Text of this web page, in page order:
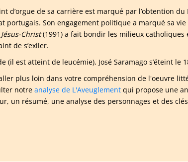
d’orgue de sa carrière est marqué par l’obtention
portugais. Son engagement politique a marqué sa
Christ(1991) a fait bondir les milieux catholiques
de s’exiler.
(il est atteint de leucémie), José Saramago s’éteint le
plus loin dans votre compréhension de l'oeuvre
notre analyse de L'Aveuglement qui propose une
un résumé, une analyse des personnages et des